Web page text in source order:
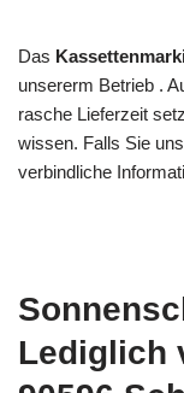
Das
unsererm Betrieb .
rasche Lieferzeit
wissen. Falls Sie
verbindliche
Lediglich